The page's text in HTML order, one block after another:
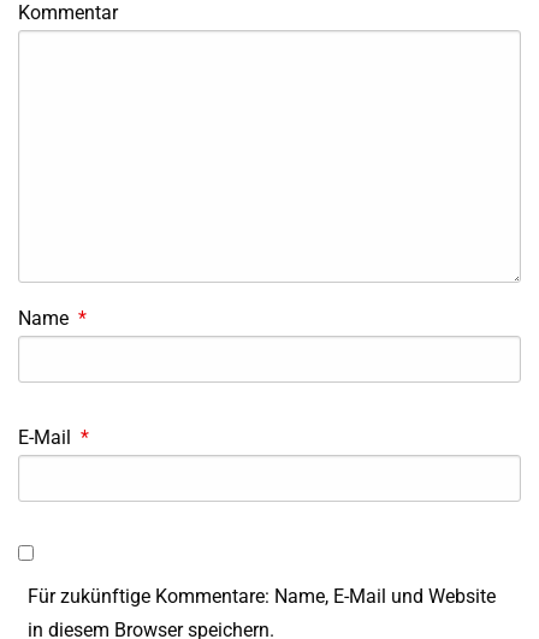
Kommentar
Name *
E-Mail *
Für zukünftige Kommentare: Name, E-Mail und Website
in diesem Browser speichern.